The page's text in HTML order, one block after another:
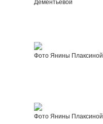
Дементьевой
Фото Янины Плаксиной
Фото Янины Плаксиной